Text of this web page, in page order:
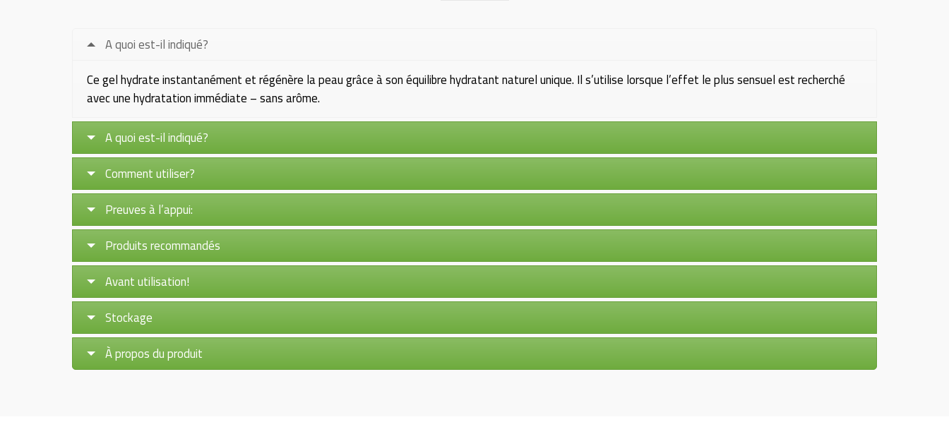
A quoi est-il indiqué?
Ce gel hydrate instantanément et régénère la peau grâce à son équilibre hydratant naturel unique. Il s’utilise lorsque l’effet le plus sensuel est recherché
avec une hydratation immédiate – sans arôme.
A quoi est-il indiqué?
Comment utiliser?
Preuves à l’appui:
Produits recommandés
Avant utilisation!
Stockage
À propos du produit